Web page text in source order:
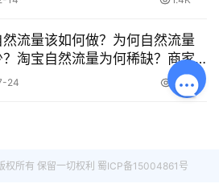
流量该如何做？为何自然流量
淘宝自然流量为何稀缺？商家
的破局指南！
24 2.1K
所有 保留一切权利 蜀ICP备15004861号